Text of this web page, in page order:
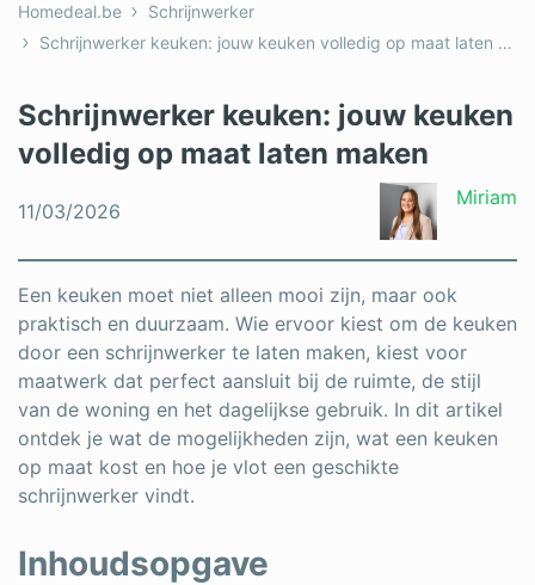
Isolatie
Metselaar
Ramen
Rolluiken
Schrijnwerker
Stukadoor
Tegelzetter
Vloeren
Warmtepomp
Homedeal.be
Schrijnwerker
Schrijnwerker keuken: jouw keuken volledig op maat laten maken
Schrijnwerker keuken: jouw keuken
volledig op maat laten maken
11/03/2026
Miriam
Een keuken moet niet alleen mooi zijn, maar ook
praktisch en duurzaam. Wie ervoor kiest om de keuken
door een schrijnwerker te laten maken, kiest voor
maatwerk dat perfect aansluit bij de ruimte, de stijl
van de woning en het dagelijkse gebruik. In dit artikel
ontdek je wat de mogelijkheden zijn, wat een keuken
op maat kost en hoe je vlot een geschikte
schrijnwerker vindt.
Inhoudsopgave